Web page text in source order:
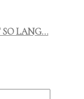
SO LANG…